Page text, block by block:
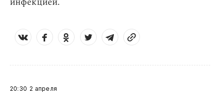
20:30 2 апреля